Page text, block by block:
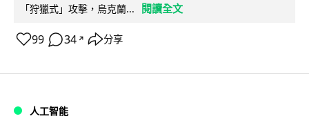
「狩獵式」攻擊，烏克蘭...
閱讀全文
99 34 ↗ 分享
人工智能